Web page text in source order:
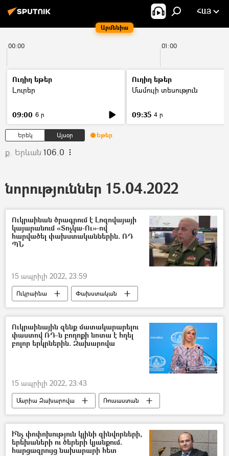
Արմենիա
ՀԱՅ
00:00 01:00
Ուղիղ եթեր
Լուրեր
09:00 6 ր
Ուղիղ եթեր
Մամուլի տեսություն
09:35 4 ր
Երեկ Այսօր Եթեր
ք. Երևան 106.0
նորություններ 15.04.2022
Ուկրաինան ծրագրում է Լոզովայայի
կայարանում «Տոչկա-Ու»-ով
հարվածել փախստականներին. ՌԴ
ՊՆ
15 ապրիլի 2022, 23:59
Ուկրաինա
Փախստական
գնդակոծություն
Ռուսաստան
Պատերազմ
Դոնբաս
Ուկրաինային զենք մատակարարելու
փաստով ՌԴ-ն բողոքի նոտա է հղել
բոլոր երկրներին. Զախարովա
15 ապրիլի 2022, 23:43
Մարիա Զախարովա
Ռուսաստան
Ուկրաինա
Դոնբաս Պատերազմ
Ի՞նչ փոփոխություն կլինի զինվորների,
երեխաների ու ծերերի կյանքում.
հարցազրույց նախարարի հետ